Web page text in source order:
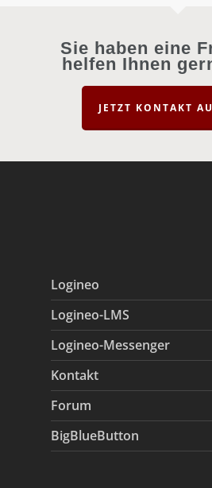
Sie haben eine
helfen Ihnen
JETZT KONTAKT
Logineo
Logineo-LMS
Logineo-Messenger
Kontakt
Forum
BigBlueButton